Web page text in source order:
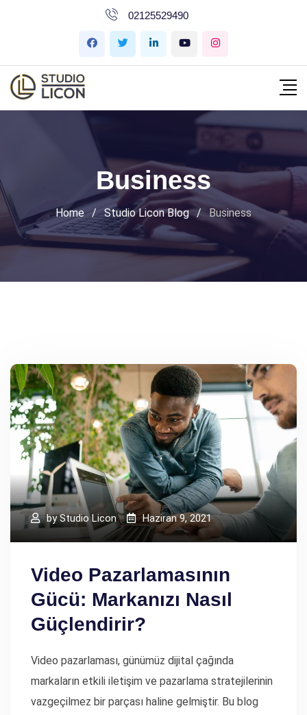
02125529490
Business
Home / Studio Licon Blog / Business
byStudio Licon Haziran 9, 2021
Video Pazarlamasının
Gücü: Markanızı Nasıl
Güçlendirir?
Video pazarlaması, günümüz dijital çağında
markaların etkili iletişim ve pazarlama stratejilerinin
vazgeçilmez bir parçası haline gelmiştir. Bu blog